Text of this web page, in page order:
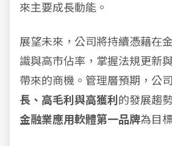
來主要成長動能。
展望未來，公司將持續憑藉在
識與高市佔率，掌握法規更新
帶來的商機。管理層預期，公
長、高毛利與高獲利 的發展趨
金融業應用軟體第一品牌為目